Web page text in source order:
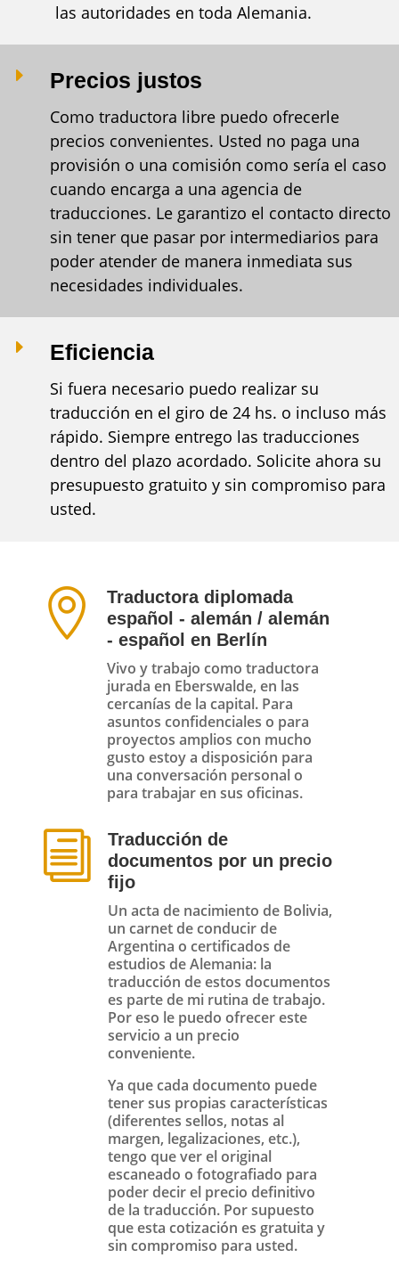
las autoridades en toda Alemania.
E Precios justos
Como traductora libre puedo ofrecerle
precios convenientes. Usted no paga una
provisión o una comisión como sería el caso
cuando encarga a una agencia de
traducciones. Le garantizo el contacto directo
sin tener que pasar por intermediarios para
poder atender de manera inmediata sus
necesidades individuales.
E Eficiencia
Si fuera necesario puedo realizar su
traducción en el giro de 24 hs. o incluso más
rápido. Siempre entrego las traducciones
dentro del plazo acordado. Solicite ahora su
presupuesto gratuito y sin compromiso para
usted.

Traductora diplomada
español - alemán / alemán
- español en Berlín
Vivo y trabajo como traductora
jurada en Eberswalde, en las
cercanías de la capital. Para
asuntos confidenciales o para
proyectos amplios con mucho
gusto estoy a disposición para
una conversación personal o
para trabajar en sus oficinas.
i
Traducción de
documentos por un precio
fijo
Un acta de nacimiento de Bolivia,
un carnet de conducir de
Argentina o certificados de
estudios de Alemania: la
traducción de estos documentos
es parte de mi rutina de trabajo.
Por eso le puedo ofrecer este
servicio a un precio
conveniente.
Ya que cada documento puede
tener sus propias características
(diferentes sellos, notas al
margen, legalizaciones, etc.),
tengo que ver el original
escaneado o fotografiado para
poder decir el precio definitivo
de la traducción. Por supuesto
que esta cotización es gratuita y
sin compromiso para usted.